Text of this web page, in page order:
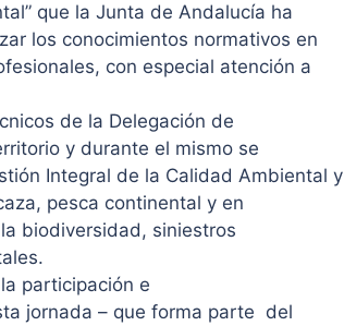
que la Junta de Andalucía ha
los conocimientos normativos en
con especial atención a
de la Delegación de
y durante el mismo se
Integral de la Calidad Ambiental y
pesca continental y en
biodiversidad, siniestros
participación e
jornada – que forma parte del